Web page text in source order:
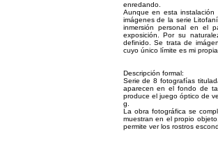
enredando.
Aunque en esta
imágenes de la serie
inmersión personal en el
exposición. Por su
definido. Se trata de
cuyo único límite es mi
Descripción formal:
Serie de 8 fotografías
aparecen en el fondo de
produce el juego óptico de
g.
La obra fotográfica se
muestran en el propio
permite ver los rostros